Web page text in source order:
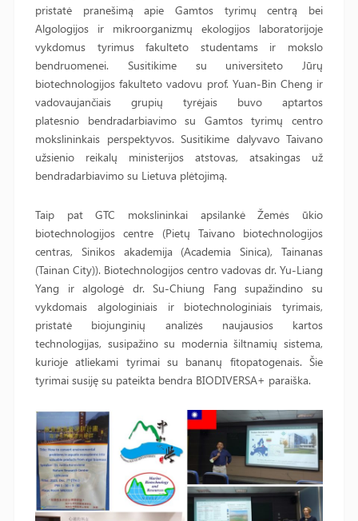
pristatė pranešimą apie Gamtos tyrimų centrą bei
Algologijos ir mikroorganizmų ekologijos laboratorijoje
vykdomus tyrimus fakulteto studentams ir mokslo
bendruomenei. Susitikime su universiteto Jūrų
biotechnologijos fakulteto vadovu prof. Yuan-Bin Cheng ir
vadovaujančiais grupių tyrėjais buvo aptartos
platesnio bendradarbiavimo su Gamtos tyrimų centro
mokslininkais perspektyvos. Susitikime dalyvavo Taivano
užsienio reikalų ministerijos atstovas, atsakingas už
bendradarbiavimo su Lietuva plėtojimą.
Taip pat GTC mokslininkai apsilankė Žemės ūkio
biotechnologijos centre (Pietų Taivano biotechnologijos
centras, Sinikos akademija (Academia Sinica), Tainanas
(Tainan City)). Biotechnologijos centro vadovas dr. Yu-Liang
Yang ir algologė dr. Su-Chiung Fang supažindino su
vykdomais algologiniais ir biotechnologiniais tyrimais,
pristatė biojunginių analizės naujausios kartos
technologijas, susipažino su modernia šiltnamių sistema,
kurioje atliekami tyrimai su bananų fitopatogenais. Šie
tyrimai susiję su pateikta bendra BIODIVERSA+ paraiška.